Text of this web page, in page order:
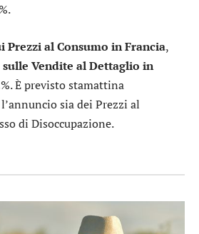
Prezzi al Consumo in Francia,
Vendite al Dettaglio in
È previsto stamattina
sia dei Prezzi al
di Disoccupazione.